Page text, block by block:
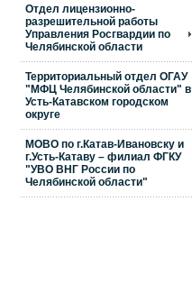
Отдел лицензионно-
разрешительной работы
Управления Росгвардии по
Челябинской области
Территориальный отдел ОГАУ
"МФЦ Челябинской области" в
Усть-Катавском городском
округе
МОВО по г.Катав-Ивановску и
г.Усть-Катаву – филиал ФГКУ
"УВО ВНГ России по
Челябинской области"